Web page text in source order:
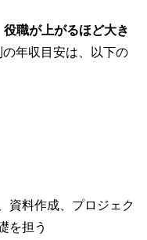
職が上がるほど大き
の年収目安は、以下の
資料作成、プロジェク
を担う